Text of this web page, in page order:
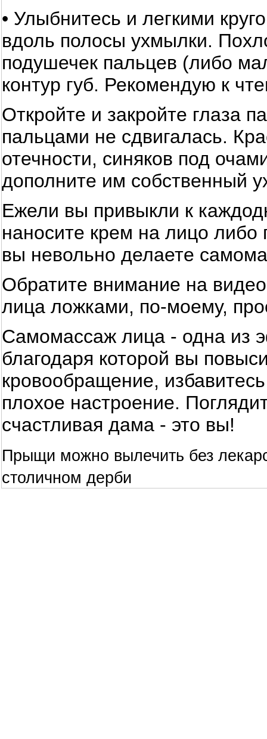
• Улыбнитесь и легкими
вдоль полосы ухмылки.
подушечек пальцев (либо
контур губ. Рекомендую к
Откройте и закройте глаза
пальцами не сдвигалась.
отечности, синяков под
дополните им собственный
Ежели вы привыкли к
наносите крем на лицо либо
вы невольно делаете
Обратите внимание на
лица ложками, по-моему,
Самомассаж лица - одна из
благодаря которой вы
кровообращение,
плохое настроение.
счастливая дама - это вы!
Прыщи можно вылечить без
столичном дерби